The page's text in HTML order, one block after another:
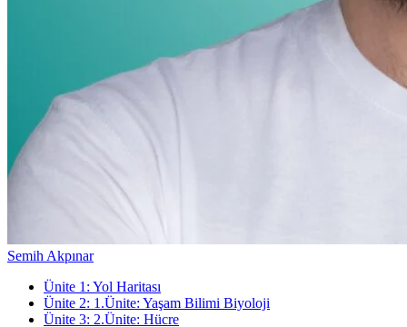
Semih Akpınar
Ünite 1 : Yol Haritası
Ünite 2: 1.Ünite: Yaşam Bilimi Biyoloji
Ünite 3: 2.Ünite: Hücre